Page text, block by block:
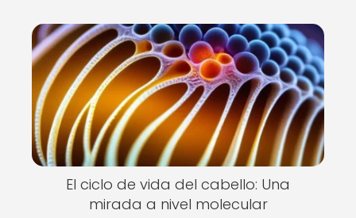
El ciclo de vida del cabello: Una
mirada a nivel molecular